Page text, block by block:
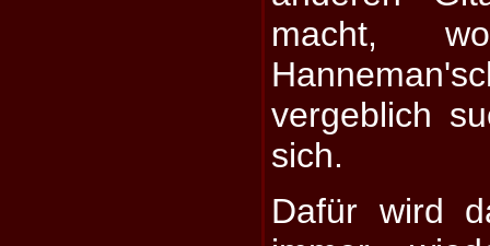
macht,
vergeblich
sich.
Dafür wird